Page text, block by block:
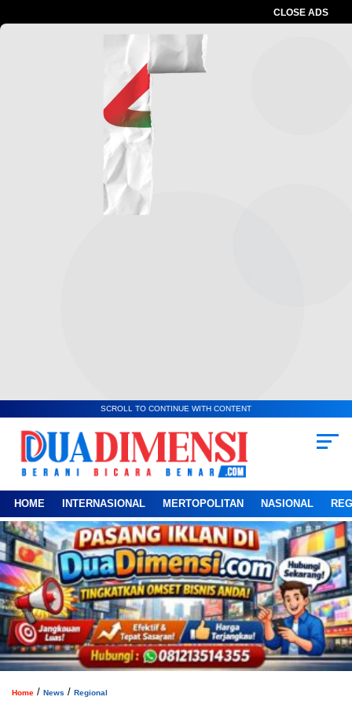
CLOSE ADS
SCROLL TO CONTINUE WITH CONTENT
HOME INTERNASIONAL MERTOPOLITAN NASIONAL
Home / News / Regional
Advertesment